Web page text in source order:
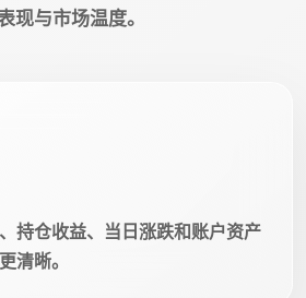
现与市场温度。
持仓收益、当日涨跌和账户资产
清晰。